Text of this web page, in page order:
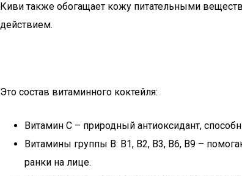
Киви также обогащает кожу питательными
действием.
Это состав витаминного коктейля:
Витамин С – природный антиоксидант,
Витамины группы В: В1, В2, В3, В6, В9 –
ранки на лице.